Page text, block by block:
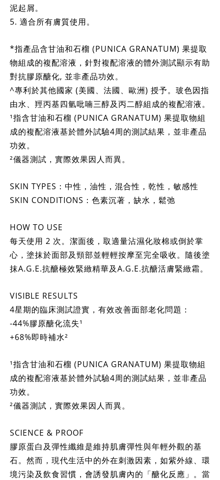
泥起屑。
5. 適合所有膚質使用。
*指產品含甘油和石榴 (PUNICA GRANATUM) 果提取
物組成的複配溶液，針對複配溶液的體外測試顯示有助
對抗膠原醣化, 並非產品功效。
^專利於其他國家 (美國、法國、歐洲) 授予。玻色因指
由水、羥丙基四氫吡喃三醇及丙二醇組成的複配溶液。
¹指含甘油和石榴 (PUNICA GRANATUM) 果提取物組
成的複配溶液基於體外試驗4周的測試結果，並非產品
功效。
²儀器測試，實際效果因人而異。
SKIN TYPES：中性，油性，混合性，乾性，敏感性
SKIN CONDITIONS：色素沉著，缺水，鬆弛
HOW TO USE
每天使用 2 次。潔面後，取適量沾濕化妝棉或倒於掌
心，塗抹於面部及頸部並輕輕按摩至完全吸收。隨後塗
抹A.G.E.抗醣極效緊緻精華及A.G.E.抗醣活膚緊緻霜。
VISIBLE RESULTS
4星期的臨床測試證實，有效改善面部老化問題：
-44%膠原醣化流失¹
+68%即時補水²
¹指含甘油和石榴 (PUNICA GRANATUM) 果提取物組
成的複配溶液基於體外試驗4周的測試結果，並非產品
功效。
²儀器測試，實際效果因人而異。
SCIENCE & PROOF
膠原蛋白及彈性纖維是維持肌膚彈性與年輕外觀的基
石。然而，現代生活中的外在刺激因素，如紫外線、環
境污染及飲食習慣，會誘發肌膚內的「醣化反應」。當